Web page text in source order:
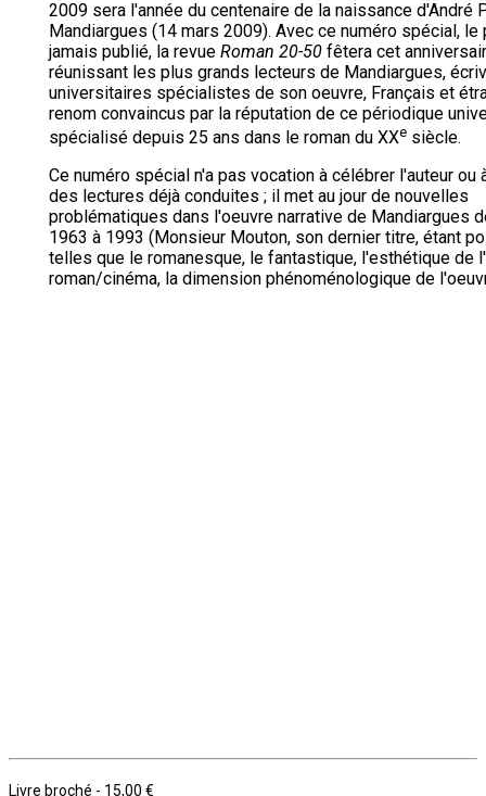
2009 sera l'année du centenaire de la naissance d'André
Mandiargues (14 mars 2009). Avec ce numéro spécial, le
jamais publié, la revue Roman 20-50 fêtera cet
réunissant les plus grands lecteurs de Mandiargues,
universitaires spécialistes de son oeuvre, Français et
renom convaincus par la réputation de ce périodique
spécialisé depuis 25 ans dans le roman du XXe siècle.
Ce numéro spécial n'a pas vocation à célébrer l'auteur ou
des lectures déjà conduites ; il met au jour de nouvelles
problématiques dans l'oeuvre narrative de Mandiargues
1963 à 1993 (Monsieur Mouton, son dernier titre, étant
telles que le romanesque, le fantastique, l'esthétique de
roman/cinéma, la dimension phénoménologique de
Livre broché - 15,00 €